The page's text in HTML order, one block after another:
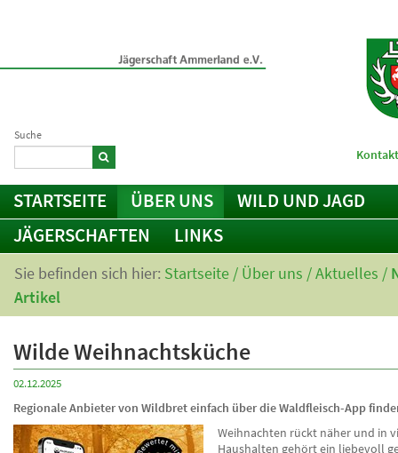
Suche
STARTSEITE ÜBER UNS
WILD UND JAGD
JÄGERSCHAFTEN
LINKS
Sie befinden sich hier: Startseite / Über uns /Aktuelles /
Artikel
Wilde Weihnachtsküche
02.12.2025
Regionale Anbieter von Wildbret einfach über die Waldfleisch-App
Weihnachten rückt näher und in
Haushalten gehört ein liebevoll